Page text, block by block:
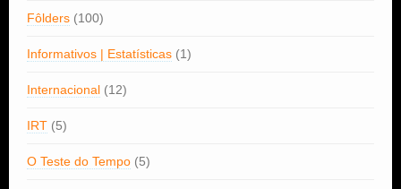
Fôlders (100)
Informativos | Estatísticas (1)
Internacional (12)
IRT (5)
O Teste do Tempo (5)